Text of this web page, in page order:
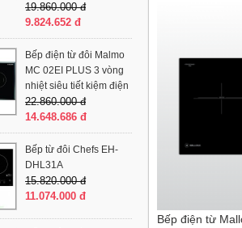
Bếp điện từ
19.860.000 đ
9.824.652 đ
Bếp điện từ đôi Malmo
MC 02EI PLUS 3 vòng
nhiệt siêu tiết kiệm điện
22.860.000 đ
14.648.686 đ
Bếp từ đôi Chefs EH-
DHL31A
15.820.000 đ
11.074.000 đ